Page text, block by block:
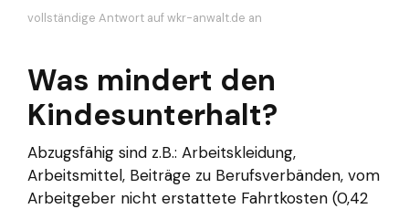
vollständige Antwort auf wkr-anwalt.de an
Was mindert den
Kindesunterhalt?
Abzugsfähig sind z.B.: Arbeitskleidung,
Arbeitsmittel, Beiträge zu Berufsverbänden, vom
Arbeitgeber nicht erstattete Fahrtkosten (0,42